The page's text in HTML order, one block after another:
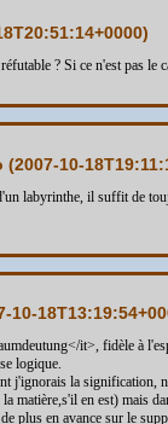
)
? Si ce n'est pas le
(2007-10-
labyrinthe, il suffit de
10-
it>, fidèle à
logique.
j'ignorais la signification,
matière,s'il en est) mais
plus en avance sur le